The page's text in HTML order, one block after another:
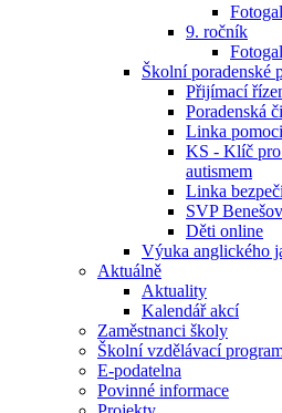
9. ročník
Školní poradenské
Přijímací
Poradenská
Linka pomoci
KS - Klíč pro
autismem
Linka
SVP Benešov
Děti online
Výuka anglického
Aktuálně
Aktuality
Kalendář akcí
Zaměstnanci školy
Školní vzdělávací
E-podatelna
Povinné informace